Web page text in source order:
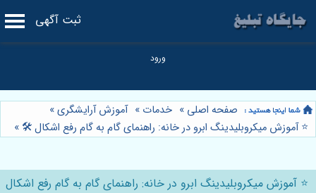
ثبت آگهی
صفحه اصلی » خدمات » آموزش آرایشگری»
⭐️ آموزش میکروبلیدینگ ابرو در خانه: راهنمای گام به گام رفع اشکال 🛠️»
⭐️ آموزش میکروبلیدینگ ابرو در خانه: راهنمای گام به گام رفع اشکال